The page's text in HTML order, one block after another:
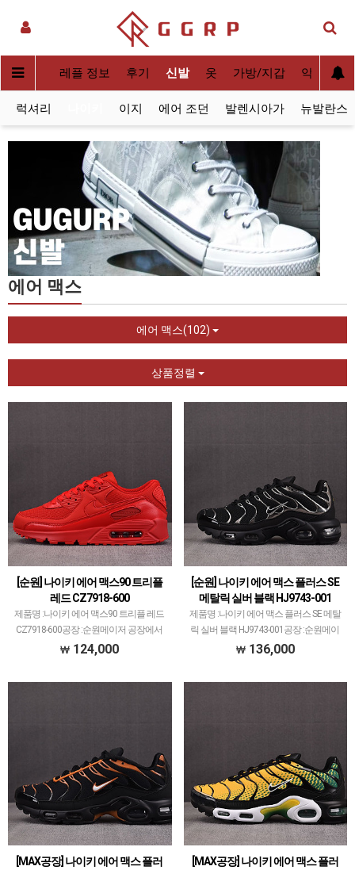
사[QC] 레플 정보 후기 신발 옷 가방/지갑 악세사리
럭셔리 이지 에어 조던 발렌시아가 뉴발란스
에어 맥스
에어 맥스(102)
상품정렬
[순원] 나이키 에어 맥스90 트리플
레드 CZ7918-600
제품명 :나이키 에어 맥스90 트리플 레드
CZ7918-600공장 :순원메이저 공장에서
취급되지 않는 개체 좋은 제품만 선별했습
124,000
[순원] 나이키 에어 맥스 플러스 SE
메탈릭 실버 블랙 HJ9743-001
제품명 :나이키 에어 맥스 플러스 SE 메탈
릭 실버 블랙 HJ9743-001공장 :순원메이
저 공장에서 취급되지 않는 개체 좋은 제
136,000
[MAX공장] 나이키 에어 맥스 플러
[MAX공장] 나이키 에어 맥스 플러